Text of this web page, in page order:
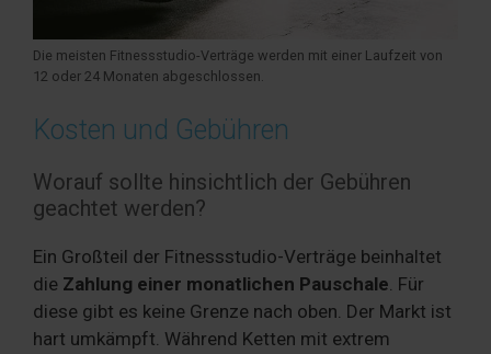
Die meisten Fitnessstudio-Verträge werden mit einer Laufzeit von
12 oder 24 Monaten abgeschlossen.
Kosten und Gebühren
Worauf sollte hinsichtlich der Gebühren
geachtet werden?
Ein Großteil der Fitnessstudio-Verträge beinhaltet
die Zahlung einer monatlichen Pauschale. Für
diese gibt es keine Grenze nach oben. Der Markt ist
hart umkämpft. Während Ketten mit extrem